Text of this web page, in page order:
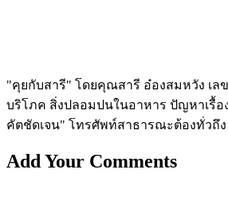
"คุยกับสารี" โดยคุณสารี อ๋องสมหวัง เล
บริโภค สิ่งปลอมปนในอาหาร ปัญหาเรื้อ
คัตชัดเจน" โทรศัพท์สาธารณะต้องทั่วถึง
Add Your Comments